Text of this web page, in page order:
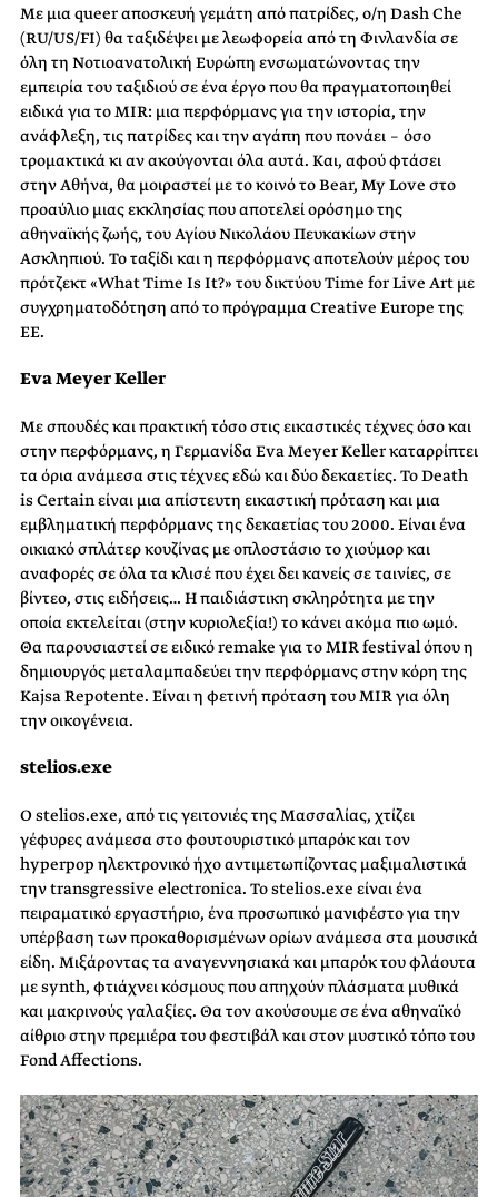
Με μια queer αποσκευή γεμάτη από πατρίδες, ο/η Dash Che
(RU/US/FI) θα ταξιδέψει με λεωφορεία από τη Φινλανδία σε
όλη τη Νοτιοανατολική Ευρώπη ενσωματώνοντας την
εμπειρία του ταξιδιού σε ένα έργο που θα πραγματοποιηθεί
ειδικά για το MIR: μια περφόρμανς για την ιστορία, την
ανάφλεξη, τις πατρίδες και την αγάπη που πονάει ‒ όσο
τρομακτικά κι αν ακούγονται όλα αυτά. Και, αφού φτάσει
στην Αθήνα, θα μοιραστεί με το κοινό το Bear, My Love στο
προαύλιο μιας εκκλησίας που αποτελεί ορόσημο της
αθηναϊκής ζωής, του Αγίου Νικολάου Πευκακίων στην
Ασκληπιού. Το ταξίδι και η περφόρμανς αποτελούν μέρος του
πρότζεκτ «What Time Is It?» του δικτύου Time for Live Art με
συγχρηματοδότηση από το πρόγραμμα Creative Europe της
ΕΕ.
Eva Meyer Keller
Με σπουδές και πρακτική τόσο στις εικαστικές τέχνες όσο και
στην περφόρμανς, η Γερμανίδα Eva Meyer Keller καταρρίπτει
τα όρια ανάμεσα στις τέχνες εδώ και δύο δεκαετίες. Το Death
is Certain είναι μια απίστευτη εικαστική πρόταση και μια
εμβληματική περφόρμανς της δεκαετίας του 2000. Είναι ένα
οικιακό σπλάτερ κουζίνας με οπλοστάσιο το χιούμορ και
αναφορές σε όλα τα κλισέ που έχει δει κανείς σε ταινίες, σε
βίντεο, στις ειδήσεις… Η παιδιάστικη σκληρότητα με την
οποία εκτελείται (στην κυριολεξία!) το κάνει ακόμα πιο ωμό.
Θα παρουσιαστεί σε ειδικό remake για το MIR festival όπου η
δημιουργός μεταλαμπαδεύει την περφόρμανς στην κόρη της
Kajsa Repotente. Είναι η φετινή πρόταση του MIR για όλη
την οικογένεια.
stelios.exe
Ο stelios.exe, από τις γειτονιές της Μασσαλίας, χτίζει
γέφυρες ανάμεσα στο φουτουριστικό μπαρόκ και τον
hyperpop ηλεκτρονικό ήχο αντιμετωπίζοντας μαξιμαλιστικά
την transgressive electronica. Το stelios.exe είναι ένα
πειραματικό εργαστήριο, ένα προσωπικό μανιφέστο για την
υπέρβαση των προκαθορισμένων ορίων ανάμεσα στα μουσικά
είδη. Μιξάροντας τα αναγεννησιακά και μπαρόκ του φλάουτα
με synth, φτιάχνει κόσμους που απηχούν πλάσματα μυθικά
και μακρινούς γαλαξίες. Θα τον ακούσουμε σε ένα αθηναϊκό
αίθριο στην πρεμιέρα του φεστιβάλ και στον μυστικό τόπο του
Fond Affections.